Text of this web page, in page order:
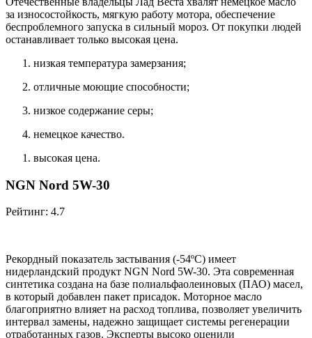
за износостойкость, мягкую работу мотора, обеспечение
беспроблемного запуска в сильный мороз. От покупки людей
останавливает только высокая цена.
низкая температура замерзания;
отличные моющие способности;
низкое содержание серы;
немецкое качество.
высокая цена.
NGN Nord 5W-30
Рейтинг: 4.7
Рекордный показатель застывания (-54ºС) имеет
нидерландский продукт NGN Nord 5W-30. Эта современная
синтетика создана на базе полиальфаолеиновых (ПАО) масел,
в который добавлен пакет присадок. Моторное масло
благоприятно влияет на расход топлива, позволяет увеличить
интервал замены, надежно защищает системы регенерации
отработанных газов. Эксперты высоко оценили